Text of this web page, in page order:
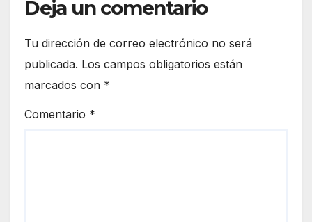
Deja un comentario
Tu dirección de correo electrónico no será
publicada. Los campos obligatorios están
marcados con *
Comentario *